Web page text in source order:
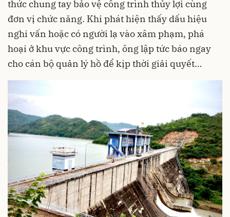
thức chung tay bảo vệ công trình thủy lợi cùng
đơn vị chức năng. Khi phát hiện thấy dấu hiệu
nghi vấn hoặc có người lạ vào xâm phạm, phá
hoại ở khu vực công trình, ông lập tức báo ngay
cho cán bộ quản lý hồ để kịp thời giải quyết…